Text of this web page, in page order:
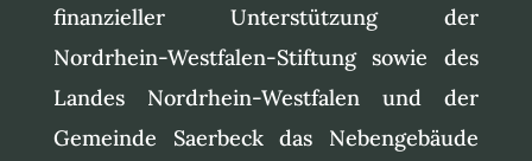
finanzieller Unterstützung der
Nordrhein-Westfalen-Stiftung sowie des
Landes Nordrhein-Westfalen und der
Gemeinde Saerbeck das Nebengebäude